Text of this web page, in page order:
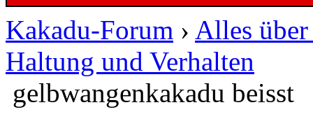
Kakadu-Forum › Alles
Haltung und Verhalten
gelbwangenkakadu beisst